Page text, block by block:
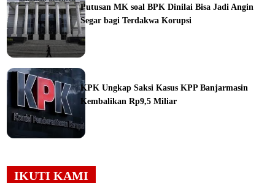
Putusan MK soal BPK Dinilai Bisa Jadi Angin
Segar bagi Terdakwa Korupsi
KPK Ungkap Saksi Kasus KPP Banjarmasin
Kembalikan Rp9,5 Miliar
IKUTI KAMI